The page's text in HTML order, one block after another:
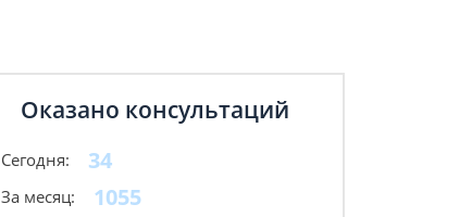
Оказано консультаций
Сегодня: 34
За месяц: 1055